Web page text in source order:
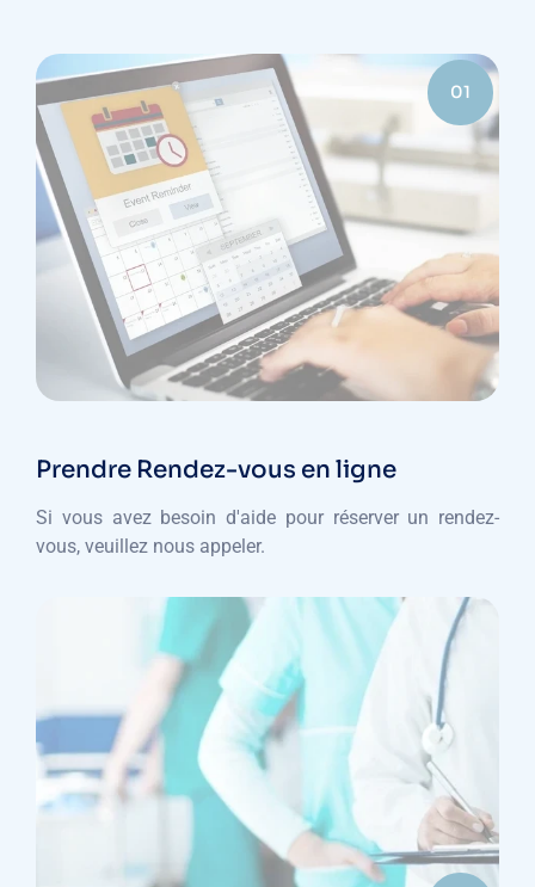
01
Prendre Rendez-vous en ligne
Si vous avez besoin d'aide pour réserver un rendez-
vous, veuillez nous appeler.